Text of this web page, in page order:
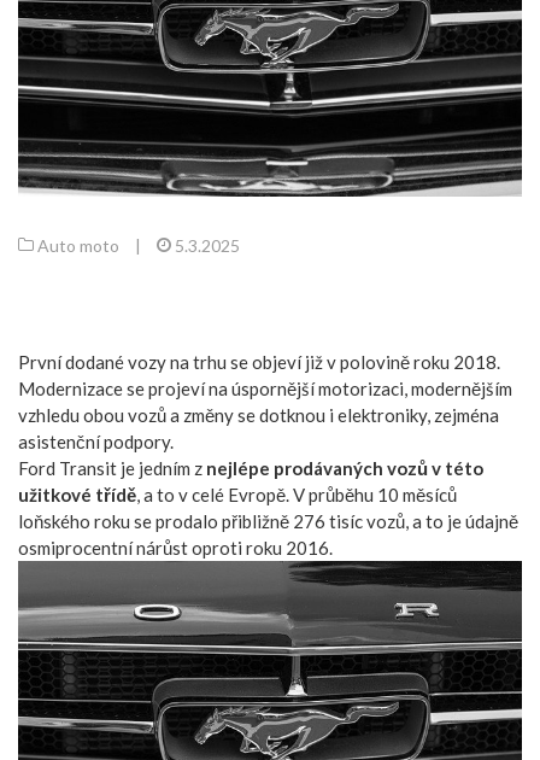
Auto moto | 5.3.2025
První dodané vozy na trhu se objeví již v polovině roku 2018.
Modernizace se projeví na úspornější motorizaci, modernějším
vzhledu obou vozů a změny se dotknou i elektroniky, zejména
asistenční podpory.
Ford Transit je jedním z nejlépe prodávaných vozů v této
užitkové třídě , a to v celé Evropě. V průběhu 10 měsíců
loňského roku se prodalo přibližně 276 tisíc vozů, a to je údajně
osmiprocentní nárůst oproti roku 2016.